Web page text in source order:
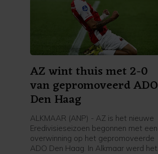
AZ wint thuis met 2-0
van gepromoveerd ADO
Den Haag
ALKMAAR (ANP) - AZ is het nieuwe
Eredivisieseizoen begonnen met een
overwinning op het gepromoveerde
ADO Den Haag. In Alkmaar werd het